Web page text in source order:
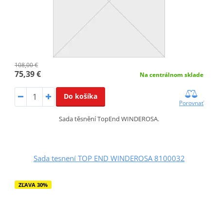
108,00 €
75,39 € Na centrálnom sklade
Do košíka
Porovnať
Sada těsnění TopEnd WINDEROSA.
Sada tesnení TOP END WINDEROSA 8100032
ZĽAVA 30%